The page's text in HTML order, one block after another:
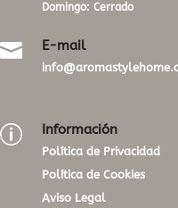
Domingo: Cerrado
 E-mail
p Información
Política de Privacidad
Política de Cookies
Aviso Legal